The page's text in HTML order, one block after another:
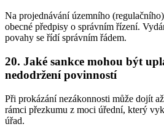
Na projednávání územního
obecné předpisy o správním řízení.
povahy se řídí správním řádem.
20. Jaké sankce mohou být
nedodržení povinností
Při prokázání nezákonnosti může dojít
rámci přezkumu z moci úřední, který
úřad.